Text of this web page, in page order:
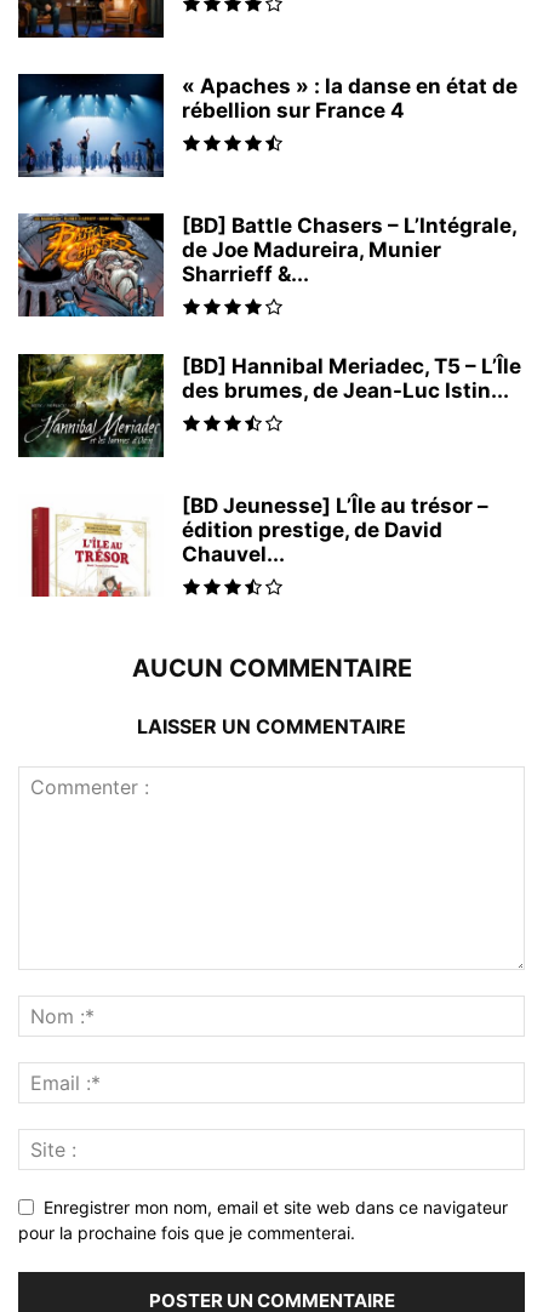
« Apaches » : la danse en état de
rébellion sur France 4
[BD] Battle Chasers – L’Intégrale,
de Joe Madureira, Munier
Sharrieff &...
[BD] Hannibal Meriadec, T5 – L’Île
des brumes, de Jean-Luc Istin...
[BD Jeunesse] L’Île au trésor –
édition prestige, de David
Chauvel...
AUCUN COMMENTAIRE
LAISSER UN COMMENTAIRE
Enregistrer mon nom, email et site web dans ce navigateur
pour la prochaine fois que je commenterai.